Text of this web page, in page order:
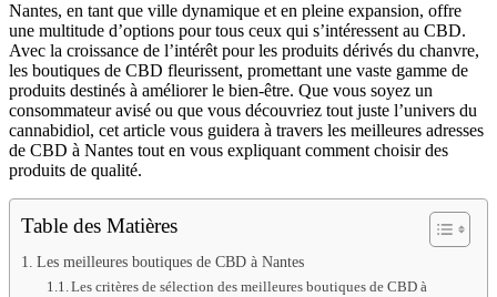
Nantes, en tant que ville dynamique et en pleine expansion, offre
une multitude d’options pour tous ceux qui s’intéressent au CBD.
Avec la croissance de l’intérêt pour les produits dérivés du chanvre,
les boutiques de CBD fleurissent, promettant une vaste gamme de
produits destinés à améliorer le bien-être. Que vous soyez un
consommateur avisé ou que vous découvriez tout juste l’univers du
cannabidiol, cet article vous guidera à travers les meilleures adresses
de CBD à Nantes tout en vous expliquant comment choisir des
produits de qualité.
Table des Matières
Les meilleures boutiques de CBD à Nantes
Les critères de sélection des meilleures boutiques de CBD à